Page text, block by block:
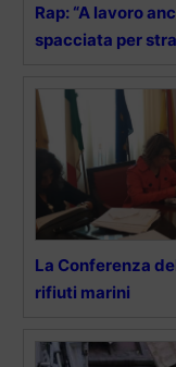
Rap: “A lavoro
spacciata per
La Conferenza
rifiuti marini